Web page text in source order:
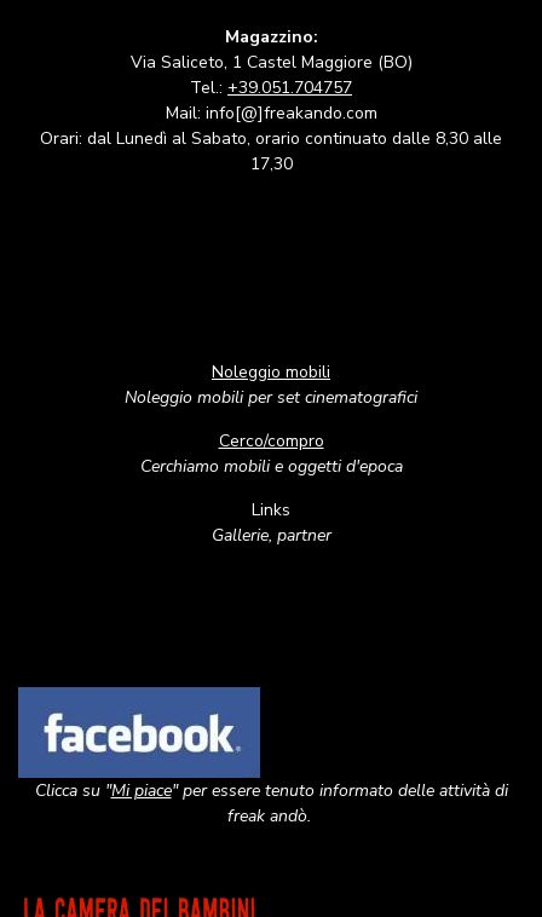
Magazzino:
Via Saliceto, 1 Castel Maggiore (BO)
Tel.: +39.051.704757
Mail: info[@]freakando.com
Orari: dal Lunedì al Sabato, orario continuato dalle 8,30 alle
17,30
Noleggio mobili
Noleggio mobili per set cinematografici
Cerco/compro
Cerchiamo mobili e oggetti d'epoca
Links
Gallerie, partner
Clicca su "Mi piace" per essere tenuto informato delle attività di
freak andò.
Image